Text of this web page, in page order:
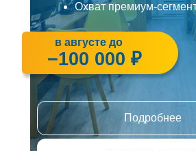
Охват премиум-
Высокие обороты
Подробнее
−100 000 ₽
в августе до